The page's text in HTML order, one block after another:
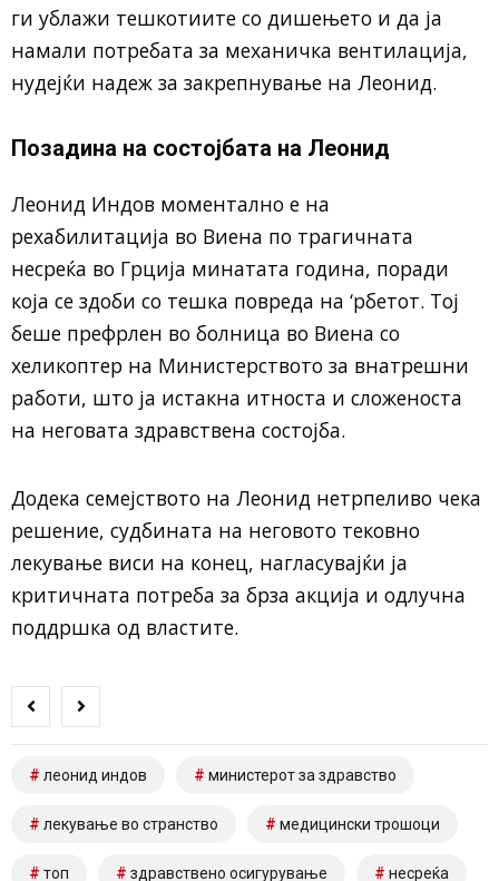
ги ублажи тешкотиите со дишењето и да ја
намали потребата за механичка вентилација,
нудејќи надеж за закрепнување на Леонид.
Позадина на состојбата на Леонид
Леонид Индов моментално е на
рехабилитација во Виена по трагичната
несреќа во Грција минатата година, поради
која се здоби со тешка повреда на ‘рбетот. Тој
беше префрлен во болница во Виена со
хеликоптер на Министерството за внатрешни
работи, што ја истакна итноста и сложеноста
на неговата здравствена состојба.
Додека семејството на Леонид нетрпеливо чека
решение, судбината на неговото тековно
лекување виси на конец, нагласувајќи ја
критичната потреба за брза акција и одлучна
поддршка од властите.
леонид индов министерот за здравство
лекување во странство медицински трошоци
топ здравствено осигурување несреќа